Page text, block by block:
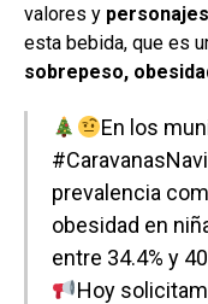
valores y
esta bebida, que es
sobrepeso,
En los
prevalencia
obesidad en
entre 34.4% y
Hoy